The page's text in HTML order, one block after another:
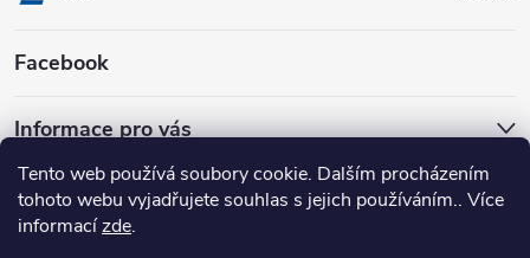
Tento web používá soubory cookie. Dalším procházením
tohoto webu vyjadřujete souhlas s jejich používáním.. Více
informacízde.
Facebook
Informace pro vás